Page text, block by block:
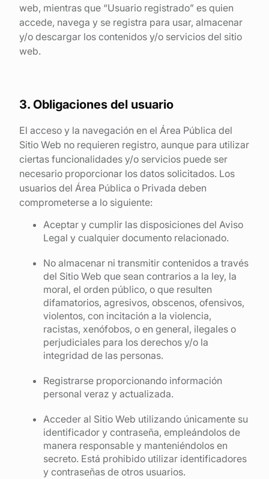
web, mientras que “Usuario registrado” es quien
accede, navega y se registra para usar, almacenar
y/o descargar los contenidos y/o servicios del sitio
web.
3. Obligaciones del usuario
El acceso y la navegación en el Área Pública del
Sitio Web no requieren registro, aunque para utilizar
ciertas funcionalidades y/o servicios puede ser
necesario proporcionar los datos solicitados. Los
usuarios del Área Pública o Privada deben
comprometerse a lo siguiente:
Aceptar y cumplir las disposiciones del Aviso
Legal y cualquier documento relacionado.
No almacenar ni transmitir contenidos a través
del Sitio Web que sean contrarios a la ley, la
moral, el orden público, o que resulten
difamatorios, agresivos, obscenos, ofensivos,
violentos, con incitación a la violencia,
racistas, xenófobos, o en general, ilegales o
perjudiciales para los derechos y/o la
integridad de las personas.
Registrarse proporcionando información
personal veraz y actualizada.
Acceder al Sitio Web utilizando únicamente su
identificador y contraseña, empleándolos de
manera responsable y manteniéndolos en
secreto. Está prohibido utilizar identificadores
y contraseñas de otros usuarios.